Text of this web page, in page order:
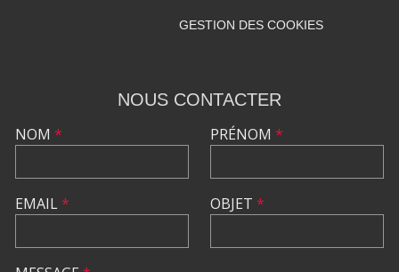
GESTION DES COOKIES
NOUS CONTACTER
NOM *
EMAIL*
PRÉNOM *
OBJET *